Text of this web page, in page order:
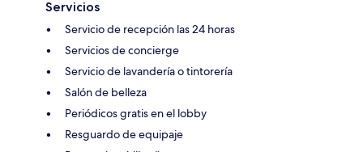
Servicios
Servicio de recepción las 24 horas
Servicios de concierge
Servicio de lavandería o tintorería
Salón de belleza
Periódicos gratis en el lobby
Resguardo de equipaje